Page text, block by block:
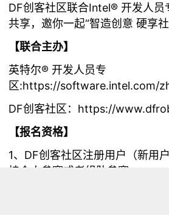
DF创客社区联合Intel® 开发人员
共享，邀你一起“智造创意 硬享社
【联合主办】
英特尔® 开发人员专
区:https://software.intel.com/
DF创客社区： https://
【报名资格】
1、DF创客社区注册用户（新用
持个人参赛或者组队参赛。